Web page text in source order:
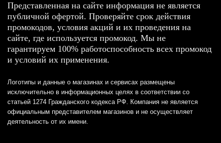
Представленная на сайте информация не является
публичной офертой. Проверяйте срок действия
промокодов, условия акций и их проведения на
сайте, где используется промокод. Мы не
гарантируем 100% работоспособность всех промокод
и условий их применения.
Логотипы и данные о магазинах и сервисах размещены
исключительно в информационных целях в соответствии со
статьей 1274 Гражданского кодекса РФ. Компания не является
официальным представителем магазинов и не осуществляет
деятельность от их имени.